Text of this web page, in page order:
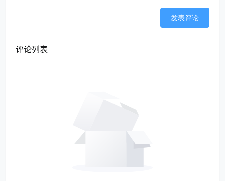
发表评论
评论列表